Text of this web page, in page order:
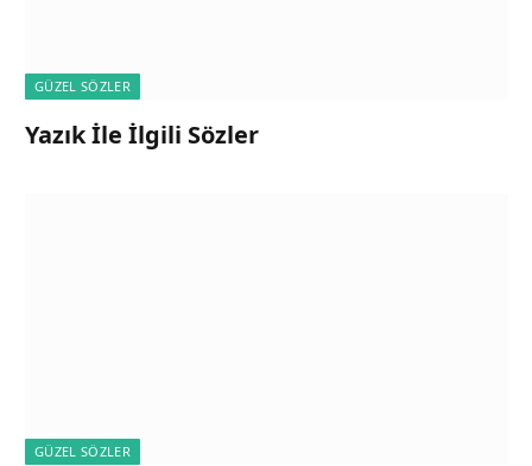
GÜZEL SÖZLER
Yazık İle İlgili Sözler
GÜZEL SÖZLER